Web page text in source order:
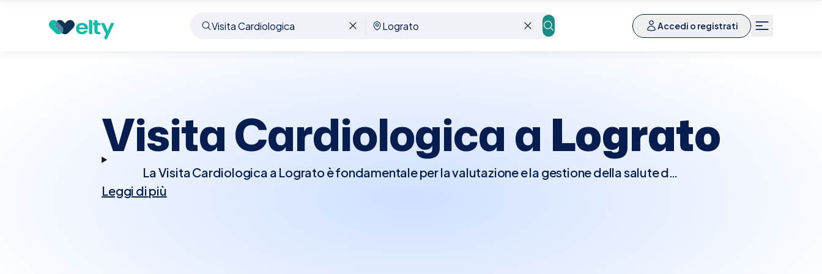
Accedi o registrati
Prenota visita Visita Cardiologica Lograto
Visita Cardiologica a Lograto
La Visita Cardiologica a Lograto è fondamentale per la valutazione e la gestione della salute del
cuore. Durante la visita, il cardiologo effettuerà un esame fisico approfondito, potrebbe
Leggi di più